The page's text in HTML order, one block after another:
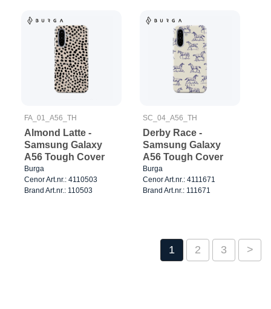
FA_01_A56_TH
Almond Latte -
Samsung Galaxy
A56 Tough Cover
Burga
Cenor Art.nr.: 4110503
Brand Art.nr.: 110503
SC_04_A56_TH
Derby Race -
Samsung Galaxy
A56 Tough Cover
Burga
Cenor Art.nr.: 4111671
Brand Art.nr.: 111671
1 2 3 >